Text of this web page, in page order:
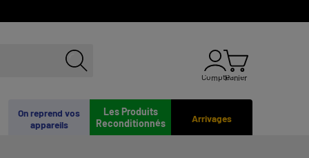
ComptePanier
Arrivages
Les Produits
Reconditionnés
On reprend vos
appareils